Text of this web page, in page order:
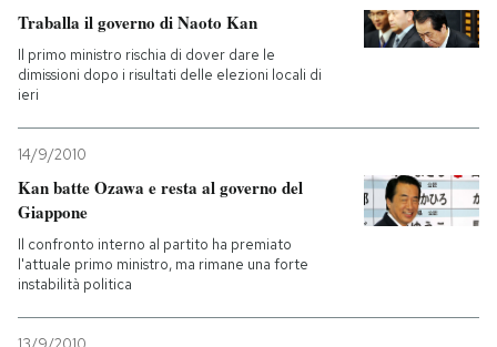
SHOP
AREA PERSONALE
Entra
Traballa il governo di Naoto Kan
Il primo ministro rischia di dover dare le
dimissioni dopo i risultati delle elezioni locali di
ieri
14/9/2010
Kan batte Ozawa e resta al governo del
Giappone
Il confronto interno al partito ha premiato
l'attuale primo ministro, ma rimane una forte
instabilità politica